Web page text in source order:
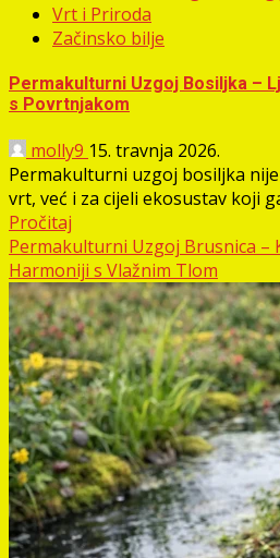
Vrt i Priroda
Začinsko bilje
Permakulturni Uzgoj Bosiljka –
s Povrtnjakom
molly9 15. travnja 2026.
Permakulturni uzgoj bosiljka
vrt, već i za cijeli ekosustav koji
Pročitaj
Permakulturni Uzgoj Brusnica –
Harmoniji s Vlažnim Tlom